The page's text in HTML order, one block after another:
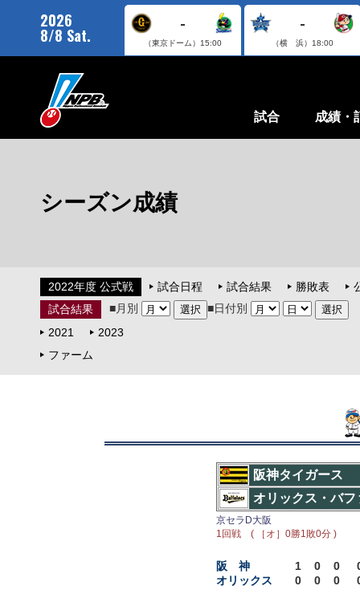
2026
8/8 Sat.
-
（東京ドーム） 15:00
-
（横 浜） 18:00
試合 成績・
シーズン成績
2022年度 公式戦 試合日程 試合結果 勝敗表
試合結果
■月別
■日付別
2021
2023
ファーム
阪神タイガース
オリックス・バフ
京セラD大阪
1回戦 ( ［オ］0勝1敗0分 )
阪 神 1 0 0
オリックス
0 0 0